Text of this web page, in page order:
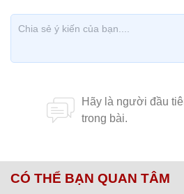
CÓ THỂ BẠN QUAN TÂM